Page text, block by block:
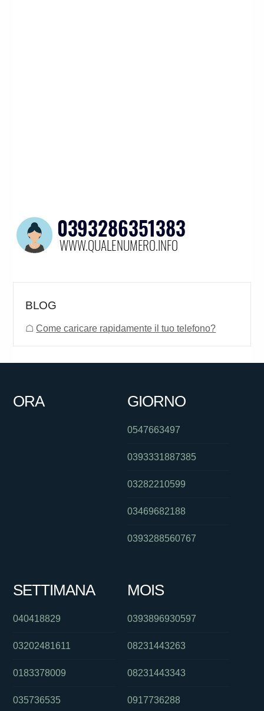
BLOG
☖Come caricare rapidamente il tuo telefono?
ORA GIORNO
0547663497
0393331887385
03282210599
03469682188
0393288560767
SETTIMANA
040418829
03202481611
0183378009
035736535
MOIS
0393896930597
08231443263
08231443343
0917736288